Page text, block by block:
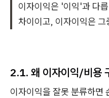
이자이익은 '이익'과 다
차이이고, 이자이익은
2.1. 왜 이자이익/비용
이자이익을 잘못 분류하면